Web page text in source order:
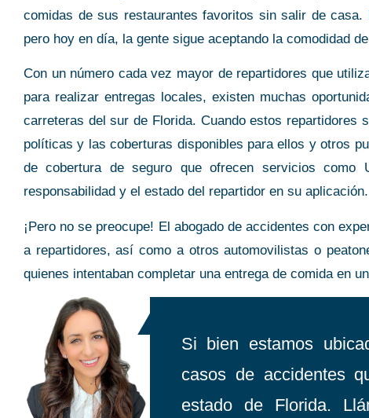
comidas de sus restaurantes favoritos sin salir de
pero hoy en día, la gente sigue aceptando la comodidad
Con un número cada vez mayor de repartidores que
para realizar entregas locales, existen muchas
carreteras del sur de Florida. Cuando estos repartidores
políticas y las coberturas disponibles para ellos y otros
de cobertura de seguro que ofrecen servicios
responsabilidad y el estado del repartidor en su aplicación.
¡Pero no se preocupe! El abogado de accidentes con
a repartidores, así como a otros automovilistas o
quienes intentaban completar una entrega de comida en
Si bien estamos
casos de accidentes
estado de Florida.